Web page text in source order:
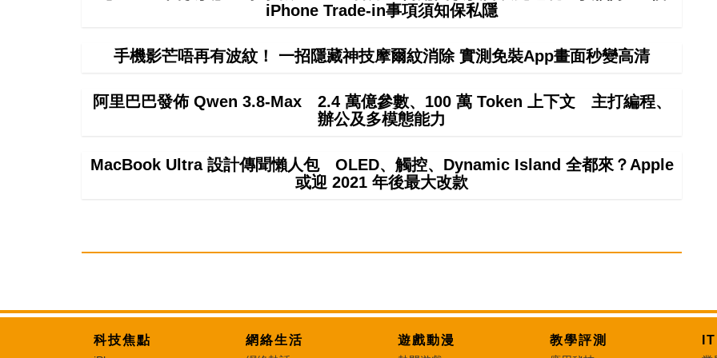
iPhone Trade-in事項須知保私隱
手機影芒唔再有波紋！ 一招隱藏神技摩爾紋消除 實測免裝App畫面秒變高清
阿里巴巴發佈 Qwen 3.8-Max 2.4 萬億參數、100 萬 Token 上下文 主打編程、
辦公及多模態能力
MacBook Ultra 設計傳聞懶人包 OLED、觸控、Dynamic Island 全都來？Apple
或迎 2021 年後最大改款
科技焦點 網絡生活 遊戲動漫 教學評測